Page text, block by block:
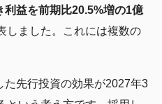
利益を前期比20.5%増の1億
しました。これには複数の
た先行投資の効果が2027年3